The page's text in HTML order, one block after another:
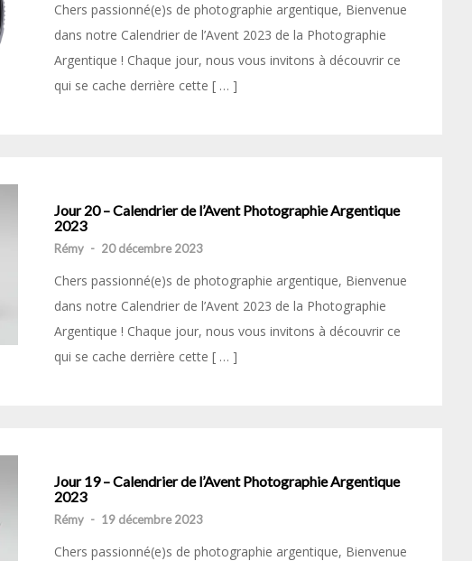
Chers passionné(e)s de photographie argentique, Bienvenue
dans notre Calendrier de l’Avent 2023 de la Photographie
Argentique ! Chaque jour, nous vous invitons à découvrir ce
qui se cache derrière cette [ … ]
Jour 20 – Calendrier de l’Avent Photographie Argentique
2023
Rémy - 20 décembre 2023
Chers passionné(e)s de photographie argentique, Bienvenue
dans notre Calendrier de l’Avent 2023 de la Photographie
Argentique ! Chaque jour, nous vous invitons à découvrir ce
qui se cache derrière cette [ … ]
Jour 19 – Calendrier de l’Avent Photographie Argentique
2023
Rémy - 19 décembre 2023
Chers passionné(e)s de photographie argentique, Bienvenue